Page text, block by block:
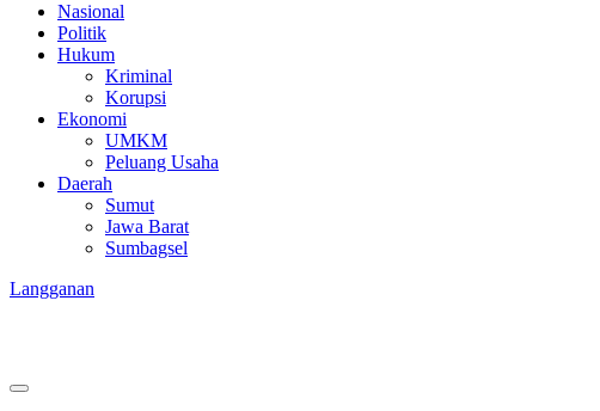
Nasional
Politik
Hukum
Kriminal
Korupsi
Ekonomi
UMKM
Peluang Usaha
Daerah
Sumut
Jawa Barat
Sumbagsel
Langganan